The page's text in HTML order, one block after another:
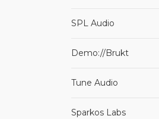
SPL Audio
Demo://Brukt
Tune Audio
Sparkos Labs